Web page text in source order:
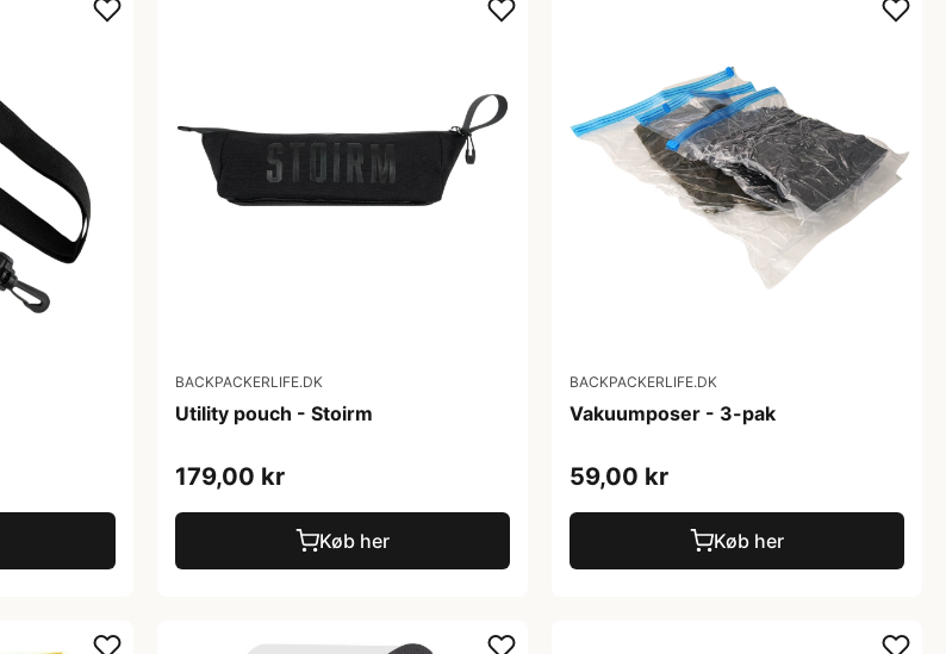
BACKPACKERLIFE.DK
Utility pouch - Stoirm
179,00 kr
Køb her
BACKPACKERLIFE.DK
Vakuumposer - 3-pak
59,00 kr
Køb her